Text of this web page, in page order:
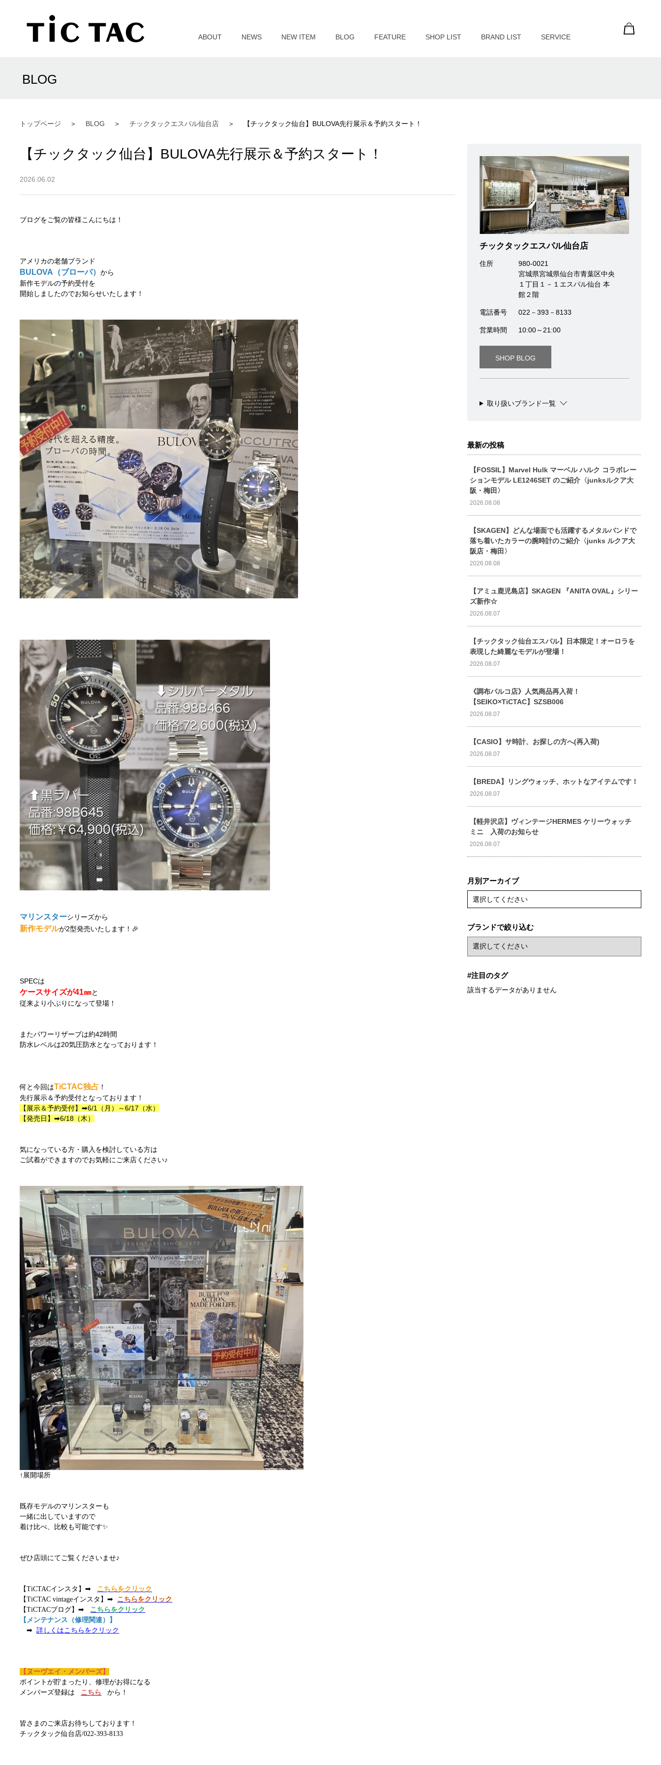
ABOUT NEWS NEW ITEM BLOG FEATURE SHOP LIST BRAND LIST SERVICE
トップページ BLOG チックタックエスパル仙台店 【チックタック仙台】BULOVA先行展示＆予約スタート！
BLOG
【チックタック仙台】BULOVA先行展示＆予約スタート！
2026.06.02
ブログをご覧の皆様こんにちは！
アメリカの老舗ブランド
BULOVA（ブローバ）から
新作モデルの予約受付を
開始しましたのでお知らせいたします！
マリンスターシリーズから
新作モデルが2型発売いたします！🎉
SPECは
ケースサイズが41㎜と
従来より小ぶりになって登場！
またパワーリザーブは約42時間
防水レベルは20気圧防水となっております！
何と今回はTiCTAC独占 ！
先行展示＆予約受付となっております！
【展示＆予約受付】➡6/1（月）～6/17（水）
【発売日】➡6/18（木）
気になっている方・購入を検討している方は
ご試着ができますのでお気軽にご来店ください♪
↑展開場所
既存モデルのマリンスターも
一緒に出していますので
着け比べ、比較も可能です✨
ぜひ店頭にてご覧くださいませ♪
【TiCTACインスタ】➡
こちらをクリック
【TiCTAC vintageインスタ】➡ こちらをクリック
【TiCTACブログ】➡
こちらをクリック
【メンテナンス（修理関連）】
➡ 詳しくはこちらをクリック
【ヌーヴエイ・メンバーズ】
ポイントが貯まったり、修理がお得になる
メンバーズ登録は
こちら から！
皆さまのご来店お待ちしております！
チックタック仙台店/022-393-8133
チックタックエスパル仙台店
住所
980-0021
宮城県宮城県仙台市青葉区中央
１丁目１－１エスパル仙台 本
館２階
電話番号 022－393－8133
営業時間 10:00～21:00
SHOP BLOG
取り扱いブランド一覧
最新の投稿
【FOSSIL】Marvel Hulk マーベル ハルク コラボレー
ションモデル LE1246SET のご紹介〈junksルクア大
阪・梅田〉
2026.08.08
【SKAGEN】どんな場面でも活躍するメタルバンドで
落ち着いたカラーの腕時計のご紹介〈junks ルクア大
阪店・梅田〉
2026.08.08
【アミュ鹿児島店】SKAGEN 『ANITA OVAL』シリー
ズ新作☆
2026.08.07
【チックタック仙台エスパル】日本限定！オーロラを
表現した綺麗なモデルが登場！
2026.08.07
《調布パルコ店》人気商品再入荷！
【SEIKO×TiCTAC】SZSB006
2026.08.07
【CASIO】サ時計、お探しの方へ(再入荷)
2026.08.07
【BREDA】リングウォッチ、ホットなアイテムです！
2026.08.07
【軽井沢店】ヴィンテージHERMES ケリーウォッチ
ミニ 入荷のお知らせ
2026.08.07
月別アーカイブ
選択してください
ブランドで絞り込む
#注目のタグ
該当するデータがありません